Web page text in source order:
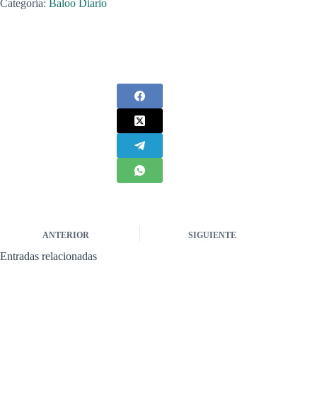
Categoría: Baloo Diario
ANTERIOR SIGUIENTE
Entradas relacionadas